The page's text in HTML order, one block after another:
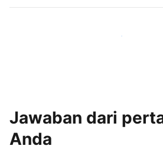
Gabung dengan tuan rumah
Jawaban dari
Anda